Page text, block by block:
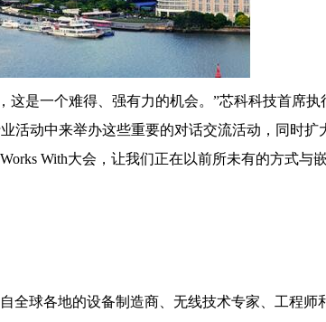
是一个难得、强有力的机会。”芯科科技首席执
活动中来举办这些重要的对话交流活动，同时扩
With大会，让我们正在以前所未有的方式与
全球各地的设备制造商、无线技术专家、工程师